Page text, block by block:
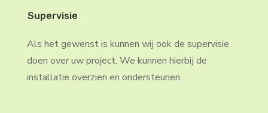
Supervisie
Als het gewenst is kunnen wij ook de supervisie
doen over uw project. We kunnen hierbij de
installatie overzien en ondersteunen.